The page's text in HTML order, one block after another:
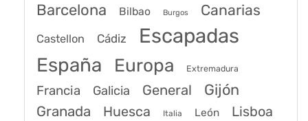
Barcelona Bilbao Burgos Canarias
Castellon Cádiz Escapadas
España Europa Extremadura
Francia Galicia General Gijón
Granada Huesca Italia León Lisboa